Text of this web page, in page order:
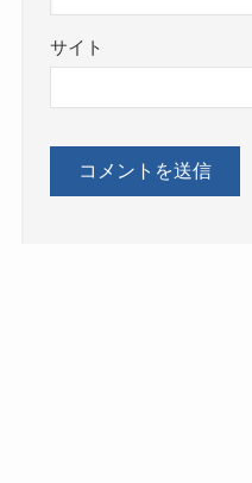
サイト